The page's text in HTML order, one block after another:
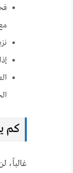
كم
غالباً،